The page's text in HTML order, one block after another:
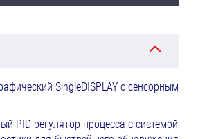
SingleDISPLAY с сенсорным
PID регулятор процесса с системой